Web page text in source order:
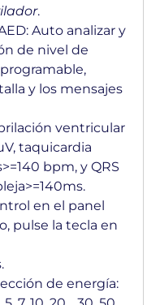
.
Auto analizar y
de nivel de
y los mensajes
ventricular
taquicardia
bpm, y QRS
en el panel
pulse la tecla en
de energía: